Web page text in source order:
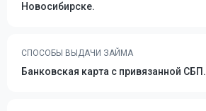
Новосибирске.
СПОСОБЫ ВЫДАЧИ ЗАЙМА
Банковская карта с привязанной СБП.